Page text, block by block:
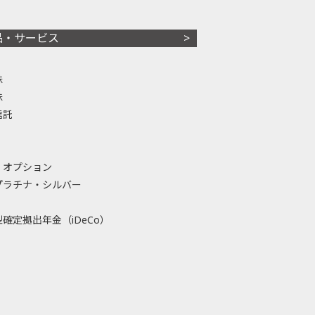
・サービス
託
プション
ラチナ・シルバー
定拠出年金（iDeCo）